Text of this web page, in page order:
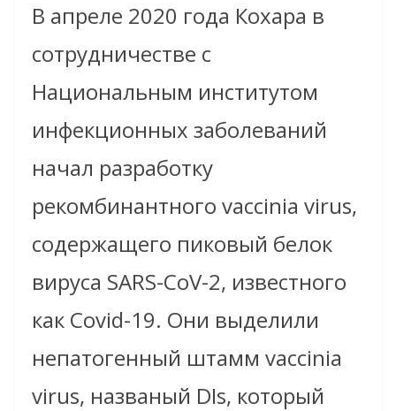
В апреле 2020 года Кохара в
сотрудничестве с
Национальным институтом
инфекционных заболеваний
начал разработку
рекомбинантного vaccinia virus,
содержащего пиковый белок
вируса SARS-CoV-2, известного
как Covid-19. Они выделили
непатогенный штамм vaccinia
virus, названый DIs, который